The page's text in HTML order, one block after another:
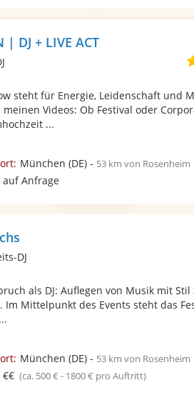
| DJ + LIVE ACT
steht für Energie, Leidenschaft und
meinen Videos: Ob Festival oder
...
München (DE)- 53 km von Rosenheim
auf Anfrage
DJ
als DJ: Auflegen von Musik mit
Im Mittelpunkt des Events steht das
München (DE)- 53 km von Rosenheim
€€ (ca. 500 € - 1800 € pro Auftritt)